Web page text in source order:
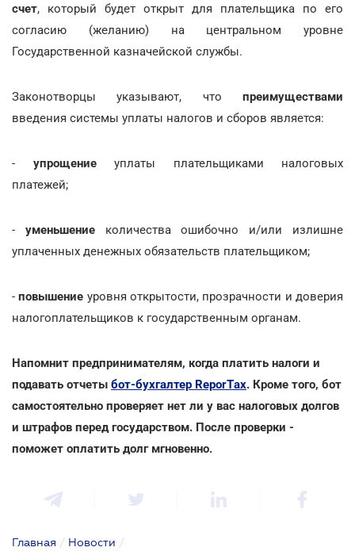
счет, который будет открыт для плательщика по его
согласию (желанию) на центральном уровне
Государственной казначейской службы.
Законотворцы указывают, что преимуществами
введения системы уплаты налогов и сборов является:
- упрощениеуплаты плательщиками налоговых
платежей;
- уменьшениеколичества ошибочно и/или излишне
уплаченных денежных обязательств плательщиком;
- повышение уровня открытости, прозрачности и доверия
налогоплательщиков к государственным органам.
Напомнит предпринимателям, когда платить налоги и
подавать отчеты бот-бухгалтер ReporTах. Кроме того, бот
самостоятельно проверяет нет ли у вас налоговых долгов
и штрафов перед государством. После проверки -
поможет оплатить долг мгновенно.
Главная / Новости /